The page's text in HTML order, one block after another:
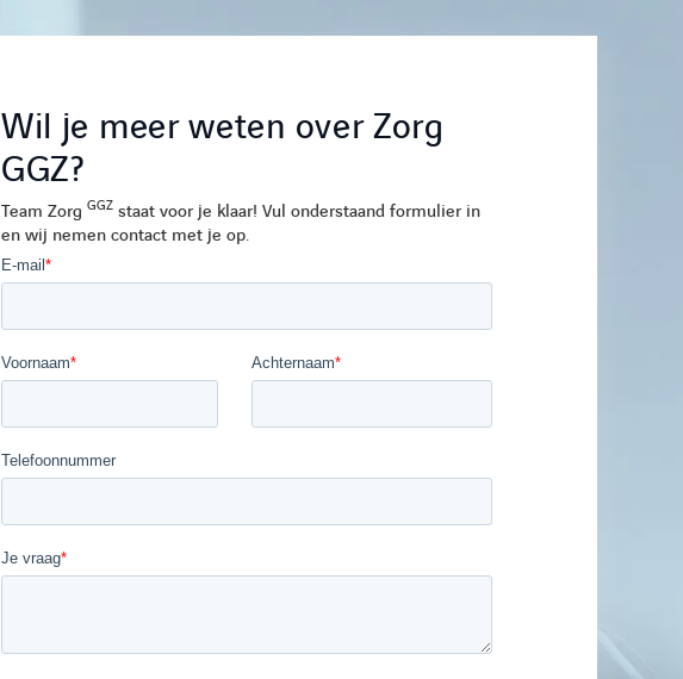
Wil je meer weten over Zorg
GGZ?
Team Zorg GGZ staat voor je klaar! Vul onderstaand formulier in
en wij nemen contact met je op.